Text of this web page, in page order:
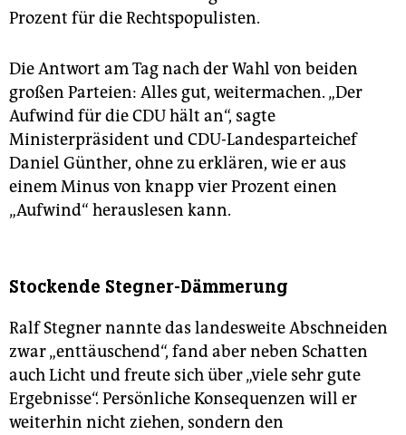
Prozent für die Rechtspopulisten.
Die Antwort am Tag nach der Wahl von beiden
großen Parteien: Alles gut, weitermachen. „Der
Aufwind für die CDU hält an“, sagte
Ministerpräsident und CDU-Landesparteichef
Daniel Günther, ohne zu erklären, wie er aus
einem Minus von knapp vier Prozent einen
„Aufwind“ herauslesen kann.
Stockende Stegner-Dämmerung
Ralf Stegner nannte das landesweite Abschneiden
zwar „enttäuschend“, fand aber neben Schatten
auch Licht und freute sich über „viele sehr gute
Ergebnisse“. Persönliche Konsequenzen will er
weiterhin nicht ziehen, sondern den